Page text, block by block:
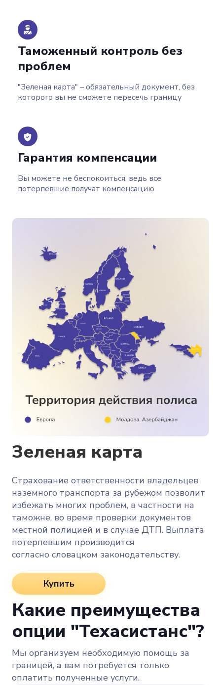
Таможенный контроль без
проблем
"Зеленая карта" – обязательный документ, без
которого вы не сможете пересечь границу
Гарантия компенсации
Вы можете не беспокоиться, ведь все
потерпевшие получат компенсацию
Зеленая карта
Страхование ответственности владельцев
наземного транспорта за рубежом позволит
избежать многих проблем, в частности на
таможне, во время проверки документов
местной полицией и в случае ДТП. Выплата
потерпевшим производится
согласно словацком законодательству.
Купить
Какие преимущества
опции "Техасистанс"?
Мы организуем необходимую помощь за
границей, а вам потребуется только
оплатить полученные услуги.